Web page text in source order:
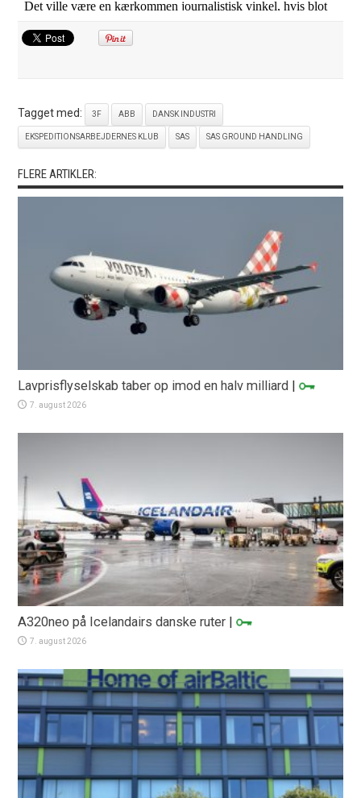
Tagget med: 3F ABB DANSK INDUSTRI
EKSPEDITIONSARBEJDERNES KLUB SAS SAS GROUND HANDLING
FLERE ARTIKLER:
Lavprisflyselskab taber op imod en halv milliard |
7. august 2026
A320neo på Icelandairs danske ruter |
7. august 2026